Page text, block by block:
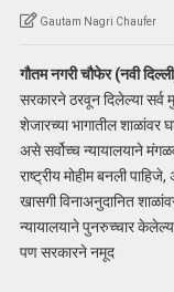
Gautam Nagri Chaufer
गौतम नगरी चौफेर (नवी
सरकारने ठरवून दिलेल्या सर्व
शेजारच्या भागातील
असे सर्वोच्च न्यायालयाने
राष्ट्रीय मोहीम बनली
खासगी विनाअनुदानित
न्यायालयाने पुनरुच्चार
पण सरकारने नमूद